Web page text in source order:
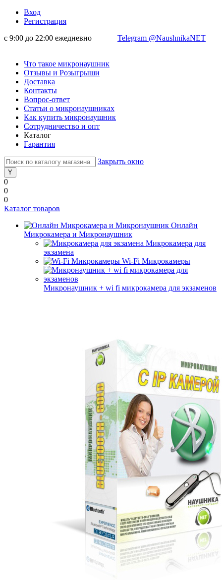
Вход
Регистрация
с 9:00 до 22:00 ежедневно
Telegram @NaushnikaNET
Что такое микронаушник
Отзывы и Розыгрыши
Доставка
Контакты
Вопрос-ответ
Статьи о микронаушниках
Как купить микронаушник
Сотрудничество и опт
Каталог
Гарантия
Закрыть окно
0
0
0
Каталог товаров
Онлайн
Микрокамера и Микронаушник
Микрокамера для
экзамена
Wi-Fi Микрокамеры
Микронаушник + wi fi микрокамера для экзаменов